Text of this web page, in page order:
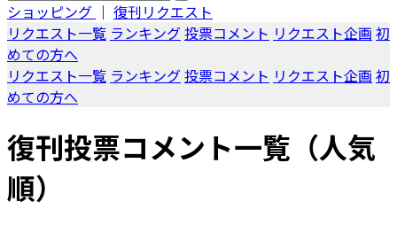
ショッピング ｜ 復刊リクエスト
リクエスト一覧 ランキング投票コメント リクエスト企画 初
めての方へ
リクエスト一覧 ランキング投票コメント リクエスト企画 初
めての方へ
復刊投票コメント一覧（人気
順）